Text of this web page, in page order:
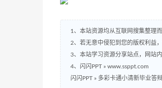
1、本站资源均从互联网搜集整理
2、若无意中侵犯到您的版权利益
3、本站学习资源分享站点，网站
4、闪闪PPT » www.ssppt.com
闪闪PPT » 多彩卡通小清新毕业答